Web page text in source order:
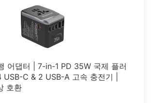
어댑터 | 7-in-1 PD 35W 국제 플러
C & 2 USB-A 고속 충전기 |
호환